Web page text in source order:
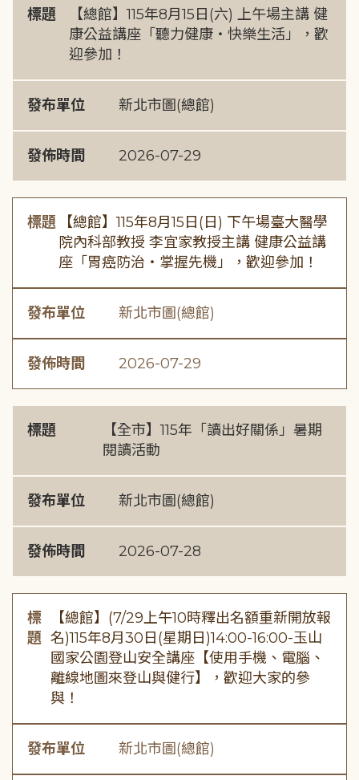
標題
【總館】115年8月15日(六) 上午場主講 健
康公益講座「聽力健康・快樂生活」，歡
迎參加！
發布單位 新北市圖(總館)
發佈時間 2026-07-29
標題
【總館】115年8月15日(日) 下午場臺大醫學
院內科部教授 李宜家教授主講 健康公益講
座「胃癌防治・掌握先機」，歡迎參加！
發布單位 新北市圖(總館)
發佈時間 2026-07-29
標題
【全市】115年「讀出好關係」暑期
閱讀活動
發布單位 新北市圖(總館)
發佈時間 2026-07-28
標
題
【總館】(7/29上午10時釋出名額重新開放報
名)115年8月30日(星期日)14:00-16:00-玉山
國家公園登山安全講座【使用手機、電腦、
離線地圖來登山與健行】，歡迎大家的參
與！
發布單位 新北市圖(總館)